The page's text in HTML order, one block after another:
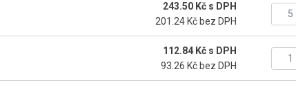
243.50 Kč s DPH
201.24 Kč bez DPH
112.84 Kč s DPH
93.26 Kč bez DPH